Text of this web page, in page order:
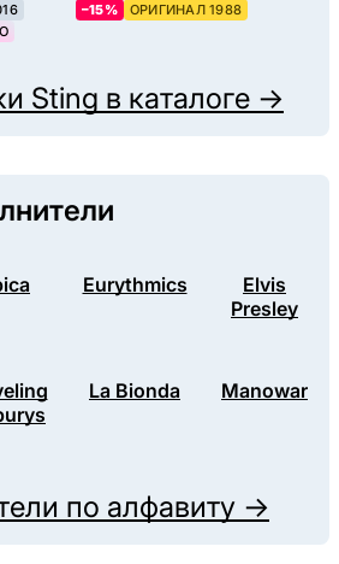
–15% ОРИГИНАЛ 1988
Sting в каталоге →
Eurythmics
Elvis
Presley
La Bionda Manowar
по алфавиту →